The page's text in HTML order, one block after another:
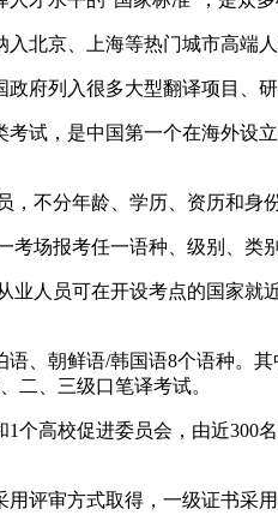
北京、上海等热门城市高端
府列入很多大型翻译项目、
试，是中国第一个在海外设
分年龄、学历、资历和身
场报考任一语种、级别、类别
人员可在开设考点的国家就近
、朝鲜语/韩国语8个语种。
二、三级口笔译考试。
个高校促进委员会，由近
评审方式取得，一级证书采